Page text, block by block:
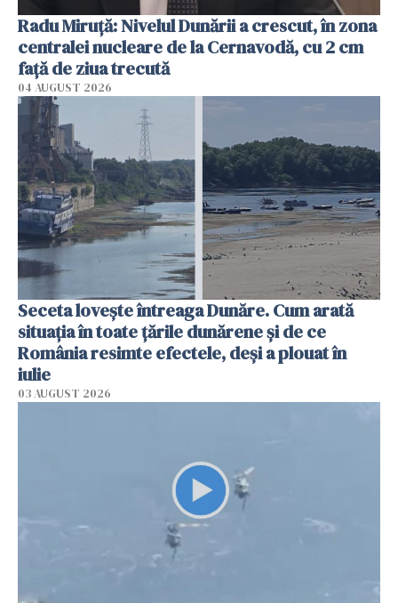
Radu Miruţă: Nivelul Dunării a crescut, în zona
centralei nucleare de la Cernavodă, cu 2 cm
faţă de ziua trecută
04 AUGUST 2026
Seceta lovește întreaga Dunăre. Cum arată
situația în toate țările dunărene și de ce
România resimte efectele, deși a plouat în
iulie
03 AUGUST 2026